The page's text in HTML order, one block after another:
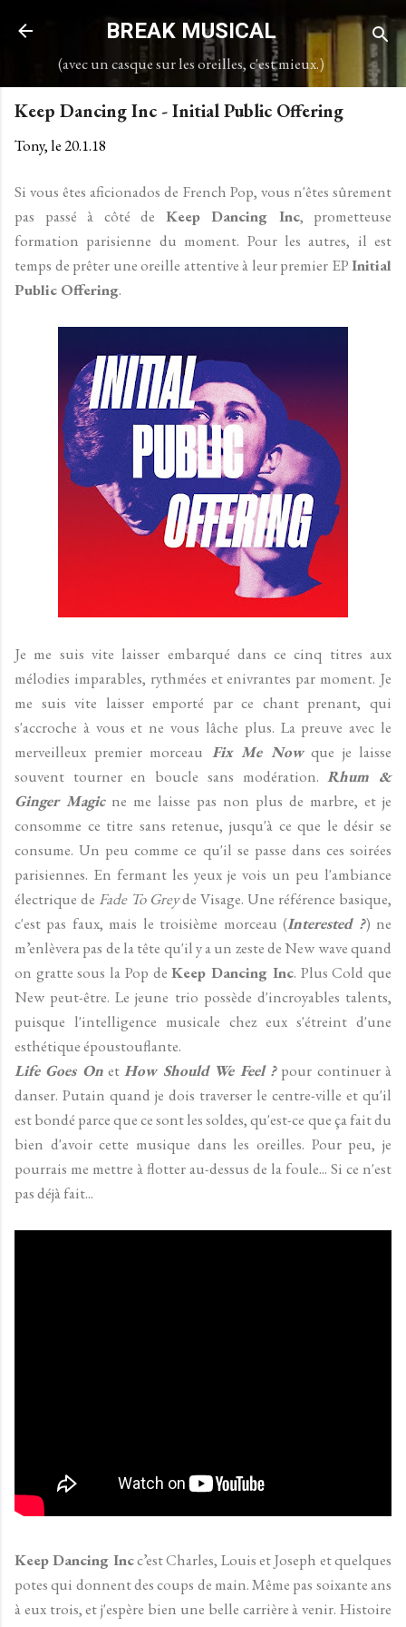
Accéder au contenu principal
BREAK MUSICAL
(avec un casque sur les oreilles, c'est mieux.)
Keep Dancing Inc - Initial Public Offering
Tony, le20.1.18
Si vous êtes aficionados de French Pop, vous n'êtes sûrement
pas passé à côté de Keep Dancing Inc, prometteuse
formation parisienne du moment. Pour les autres, il est
temps de prêter une oreille attentive à leur premier EPInitial
Public Offering.
Je me suis vite laisser embarqué dans ce cinq titres aux
mélodies imparables, rythmées et enivrantes par moment. Je
me suis vite laisser emporté par ce chant prenant, qui
s'accroche à vous et ne vous lâche plus. La preuve avec le
merveilleux premier morceau Fix Me Nowque je laisse
souvent tourner en boucle sans modération.Rhum &
Ginger Magicne me laisse pas non plus de marbre, et je
consomme ce titre sans retenue, jusqu'à ce que le désir se
consume. Un peu comme ce qu'il se passe dans ces soirées
parisiennes. En fermant les yeux je vois un peu l'ambiance
électrique de Fade To Greyde Visage. Une référence basique,
c'est pas faux, mais le troisième morceau (Interested ?) ne
m’enlèvera pas de la tête qu'il y a un zeste de New wave quand
on gratte sous la Pop deKeep Dancing Inc. Plus Cold que
New peut-être. Le jeune trio possède d'incroyables talents,
puisque l'intelligence musicale chez eux s'étreint d'une
esthétique époustouflante.
Life Goes OnetHow Should We Feel ?pour continuer à
danser. Putain quand je dois traverser le centre-ville et qu'il
est bondé parce que ce sont les soldes, qu'est-ce que ça fait du
bien d'avoir cette musique dans les oreilles. Pour peu, je
pourrais me mettre à flotter au-dessus de la foule... Si ce n'est
pas déjà fait...
Keep Dancing Incc’est Charles, Louis et Joseph et quelques
potes qui donnent des coups de main. Même pas soixante ans
à eux trois, et j'espère bien une belle carrière à venir. Histoire